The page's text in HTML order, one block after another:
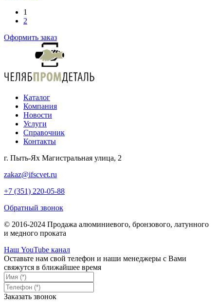
1
2
Оформить заказ
Каталог
Компания
Новости
Услуги
Справочник
Контакты
г. Пыть-Ях Магистральная улица, 2
zakaz@ifscvet.ru
+7 (351) 220-05-88
Обратный звонок
© 2016-2024 Продажа алюминиевого, бронзового, латунного
и медного проката
Наш YouTube канал
Оставьте нам свой телефон и наши менеджеры с Вами
свяжутся в ближайшее время
Заказать звонок